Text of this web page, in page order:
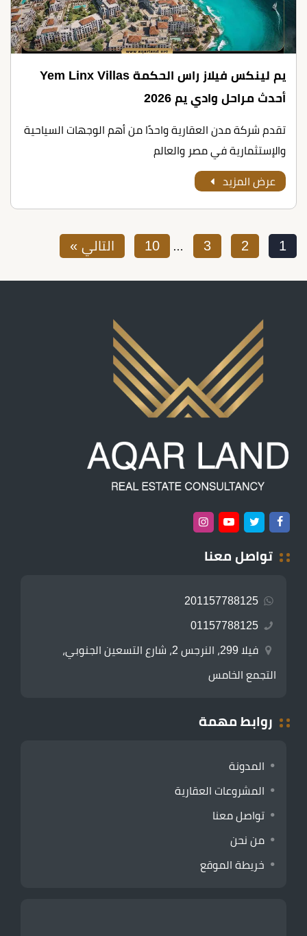
يم لينكس فيلاز راس الحكمة Yem Linx Villas
أحدث مراحل وادي يم 2026
تقدم شركة مدن العقارية واحدًا من أهم الوجهات السياحية
والإستثمارية في مصر والعالم
عرض المزيد
1
2
3
…
10 التالي »
تواصل معنا
201157788125
01157788125
فيلا 299، النرجس 2، شارع التسعين الجنوبي،
التجمع الخامس
روابط مهمة
المدونة
المشروعات العقارية
تواصل معنا
من نحن
خريطة الموقع